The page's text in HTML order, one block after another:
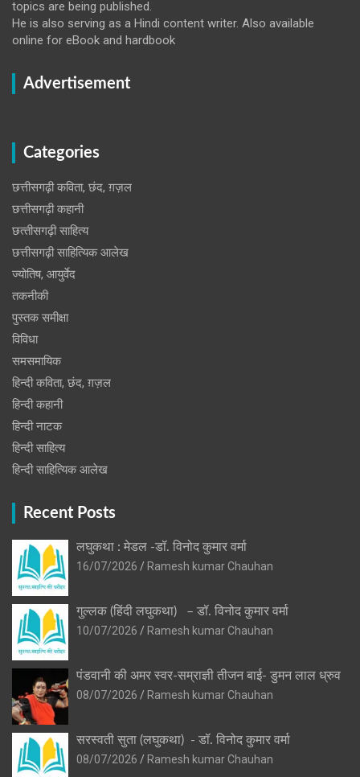
topics are being published.
He is also serving as a Hindi content writer. Also available
online for eBook and hardbook
Advertisement
Categories
छत्तीसगढ़ी कविता, छंद, ग़ज़ल
छत्तीसगढ़ी कहानी
छत्‍तीसगढ़ी साहित्‍य
छत्तीसगढ़ी साहित्यिक आलेख
ज्योतिष, आयुर्वेद
तकनीकी
पुस्‍तक समीक्षा
विविधा
समसमायिक
हिन्दी कविता, छंद, ग़ज़ल
हिन्दी कहानी
हिन्‍दी नाटक
हिन्दी साहित्य
हिन्दी साहित्यिक आलेख
Recent Posts
लघुकथा : मेडल -डॉ. विनोद कुमार वर्मा
16/07/2026
Ramesh kumar Chauhan
गुल्लक (हिंदी लघुकथा) – डॉ. विनोद कुमार वर्मा
10/07/2026
Ramesh kumar Chauhan
पंडवानी की अमर स्वर-सम्राज्ञी तीजन बाई- डुमन लाल ध्रुव
08/07/2026
Ramesh kumar Chauhan
सरस्वती सुता (लघुकथा) ​- डॉ. विनोद कुमार वर्मा
08/07/2026
Ramesh kumar Chauhan